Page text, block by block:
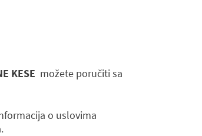
KESE možete poručiti sa
o uslovima